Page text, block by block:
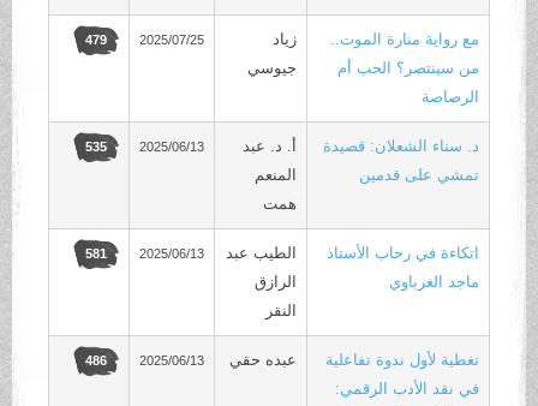
مع رواية منارة الموت..
من سينتصر؟ الحب أم
الرصاصة
جيوسي
2025/07/25
479
د. سناء الشعلان: قصيدة
تمشي على قدمين
أ. د. عبد
المنعم
همت
2025/06/13
535
اتكاءة في رحاب الأستاذ
ماجد الغرباوي
الطيب عبد
الرازق
النقر
2025/06/13
581
تغطية لأول ندوة تفاعلية
في نقد الأدب الرقمي:
عبده حقي 2025/06/13
486